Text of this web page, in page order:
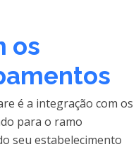
os
é a integração com os
para o ramo
seu estabelecimento